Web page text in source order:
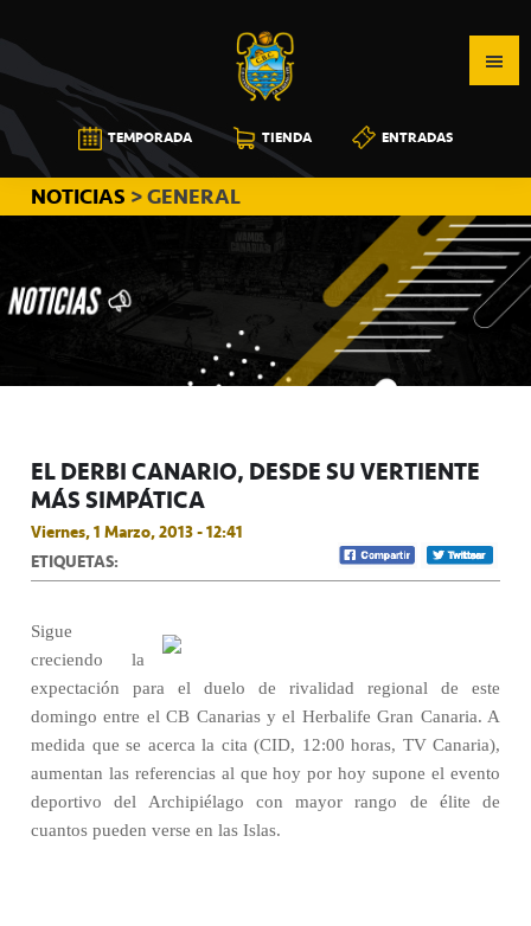
a
la
navegación
principal
al
contenido
principal
a
la
barra
lateral
principal
CB
CANARIAS
TEMPORADA TIENDA ENTRADAS
NOTICIAS > GENERAL
EL DERBI CANARIO, DESDE SU VERTIENTE
MÁS SIMPÁTICA
Viernes, 1 Marzo, 2013 - 12:41
ETIQUETAS:
Sigue
creciendo la
expectación para el duelo de rivalidad regional de este
domingo entre el CB Canarias y el Herbalife Gran Canaria. A
medida que se acerca la cita (CID, 12:00 horas, TV Canaria),
aumentan las referencias al que hoy por hoy supone el evento
deportivo del Archipiélago con mayor rango de élite de
cuantos pueden verse en las Islas.